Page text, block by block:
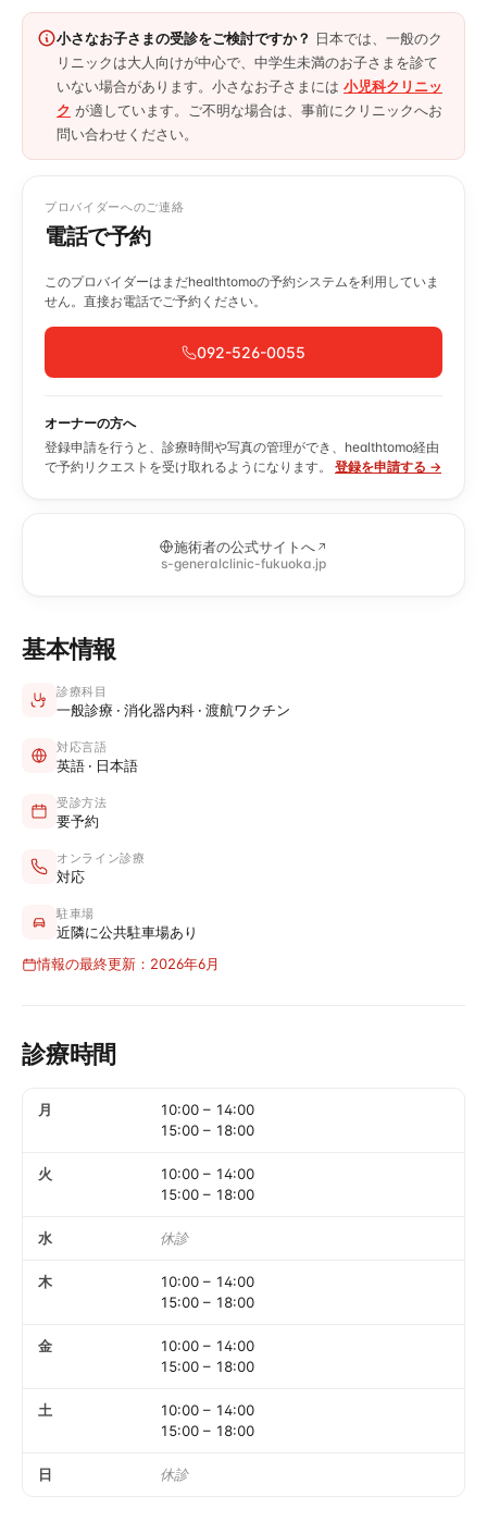
小さなお子さまの受診をご検討ですか？ 日本では、一般のク
リニックは大人向けが中心で、中学生未満のお子さまを診て
いない場合があります。小さなお子さまには 小児科クリニッ
ク が適しています。ご不明な場合は、事前にクリニックへお
問い合わせください。
プロバイダーへのご連絡
電話で予約
このプロバイダーはまだhealthtomoの予約システムを利用していま
せん。直接お電話でご予約ください。
092-526-0055
オーナーの方へ
登録申請を行うと、診療時間や写真の管理ができ、healthtomo経由
で予約リクエストを受け取れるようになります。
登録を申請する →
施術者の公式サイトへ
s-generalclinic-fukuoka.jp
基本情報
診療科目
一般診療 · 消化器内科 · 渡航ワクチン
対応言語
英語 · 日本語
受診方法
要予約
オンライン診療
対応
駐車場
近隣に公共駐車場あり
情報の最終更新：2026年6月
診療時間
月 10:00 – 14:00
15:00 – 18:00
火 10:00 – 14:00
15:00 – 18:00
水 休診
木 10:00 – 14:00
15:00 – 18:00
金 10:00 – 14:00
15:00 – 18:00
土 10:00 – 14:00
15:00 – 18:00
日 休診